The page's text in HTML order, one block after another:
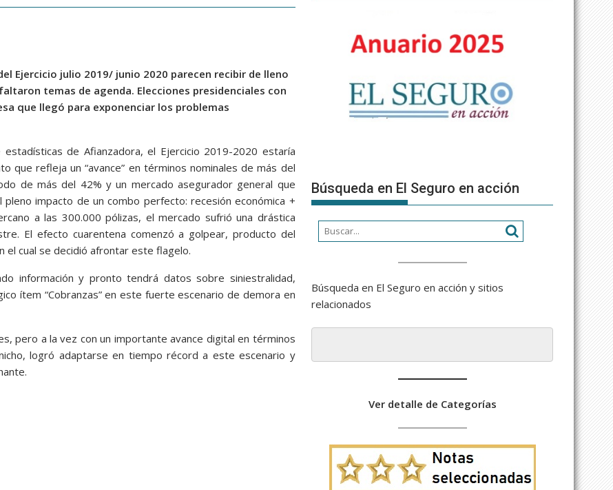
Ejercicio julio 2019/ junio 2020 parecen recibir de lleno
temas de agenda. Elecciones presidenciales con
que llegó para exponenciar los problemas
de Afianzadora, el Ejercicio 2019-2020 estaría
que refleja un “avance” en términos nominales de más del
de más del 42% y un mercado asegurador general que
impacto de un combo perfecto: recesión económica +
a las 300.000 pólizas, el mercado sufrió una drástica
El efecto cuarentena comenzó a golpear, producto del
cual se decidió afrontar este flagelo.
información y pronto tendrá datos sobre siniestralidad,
ítem “Cobranzas” en este fuerte escenario de demora en
pero a la vez con un importante avance digital en términos
logró adaptarse en tiempo récord a este escenario y
Búsqueda en El Seguro en acción
Búsqueda en El Seguro en acción y sitios
relacionados
Ver detalle de Categorías